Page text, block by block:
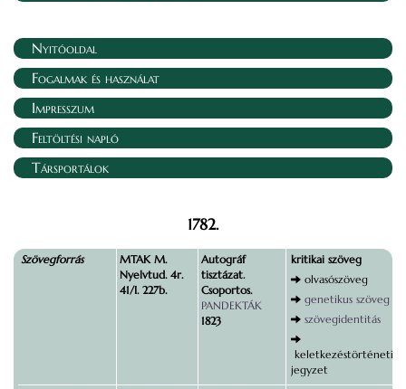
Nyitóoldal
Fogalmak és használat
Impresszum
Feltöltési napló
Társportálok
1782.
Szövegforrás
MTAK M.
Nyelvtud. 4r.
41/I. 227b.
Autográf
tisztázat.
Csoportos.
PANDEKTÁK
1823
kritikai szöveg
olvasószöveg
genetikus szöveg
szövegidentitás
keletkezéstörténeti
jegyzet